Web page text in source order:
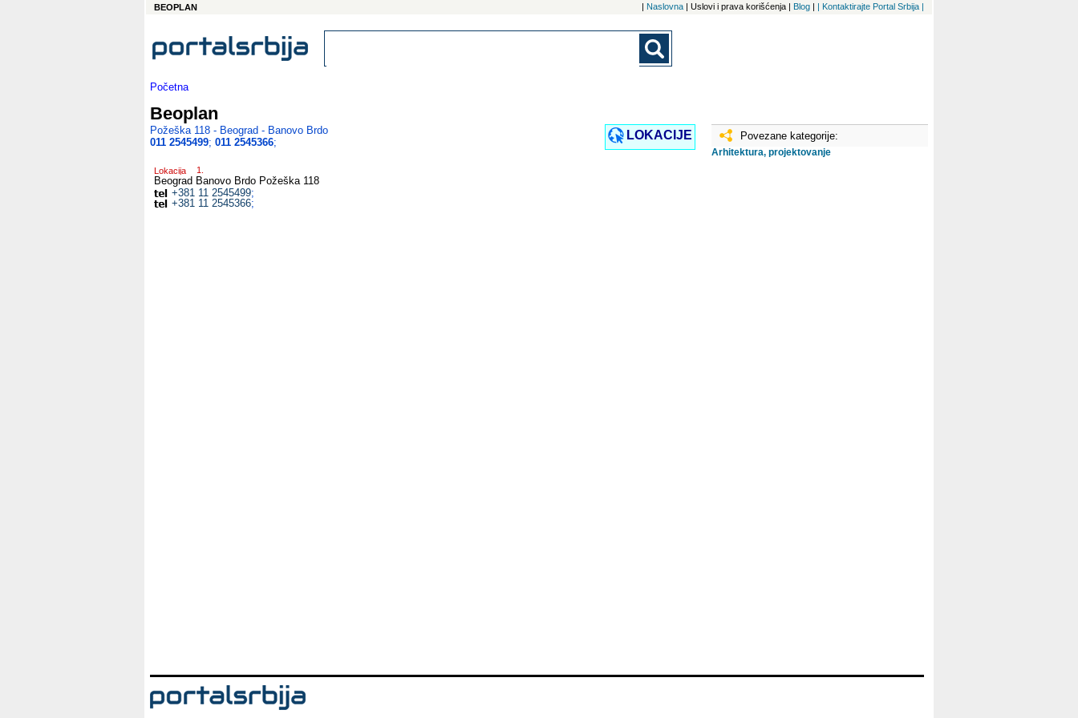
BEOPLAN | Naslovna | Uslovi i prava korišćenja | Blog | | Kontaktirajte Portal Srbija |
Početna
Beoplan
Požeška 118 - Beograd - Banovo Brdo
011 2545499; 011 2545366;
LOKACIJE
Lokacija
Beograd Banovo Brdo Požeška 118
+381 11 2545499;
+381 11 2545366;
Povezane kategorije:
Arhitektura, projektovanje